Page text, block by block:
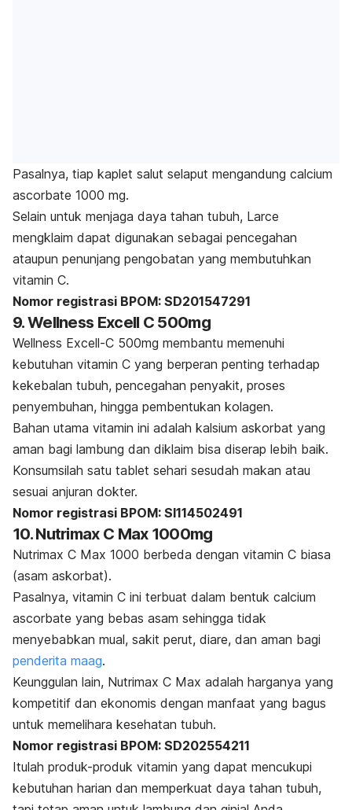
Pasalnya, tiap kaplet salut selaput mengandung calcium
ascorbate 1000 mg.
Selain untuk menjaga daya tahan tubuh, Larce
mengklaim dapat digunakan sebagai pencegahan
ataupun penunjang pengobatan yang membutuhkan
vitamin C.
Nomor registrasi BPOM: SD201547291
9. Wellness Excell C 500mg
Wellness Excell-C 500mg membantu memenuhi
kebutuhan vitamin C yang berperan penting terhadap
kekebalan tubuh, pencegahan penyakit, proses
penyembuhan, hingga pembentukan kolagen.
Bahan utama vitamin ini adalah kalsium askorbat yang
aman bagi lambung dan diklaim bisa diserap lebih baik.
Konsumsilah satu tablet sehari sesudah makan atau
sesuai anjuran dokter.
Nomor registrasi BPOM: SI114502491
10. Nutrimax C Max 1000mg
Nutrimax C Max 1000 berbeda dengan vitamin C biasa
(asam askorbat).
Pasalnya, vitamin C ini terbuat dalam bentuk calcium
ascorbate yang bebas asam sehingga tidak
menyebabkan mual, sakit perut, diare, dan aman bagi
penderita maag.
Keunggulan lain, Nutrimax C Max adalah harganya yang
kompetitif dan ekonomis dengan manfaat yang bagus
untuk memelihara kesehatan tubuh.
Nomor registrasi BPOM: SD202554211
Itulah produk-produk vitamin yang dapat mencukupi
kebutuhan harian dan memperkuat daya tahan tubuh,